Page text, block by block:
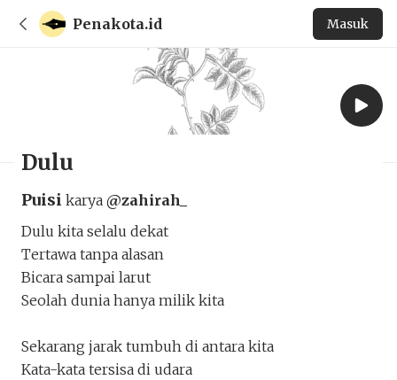
Penakota.id Masuk
Dulu
Puisi karya @zahirah_
Dulu kita selalu dekat
Tertawa tanpa alasan
Bicara sampai larut
Seolah dunia hanya milik kita
Sekarang jarak tumbuh di antara kita
Kata-kata tersisa di udara